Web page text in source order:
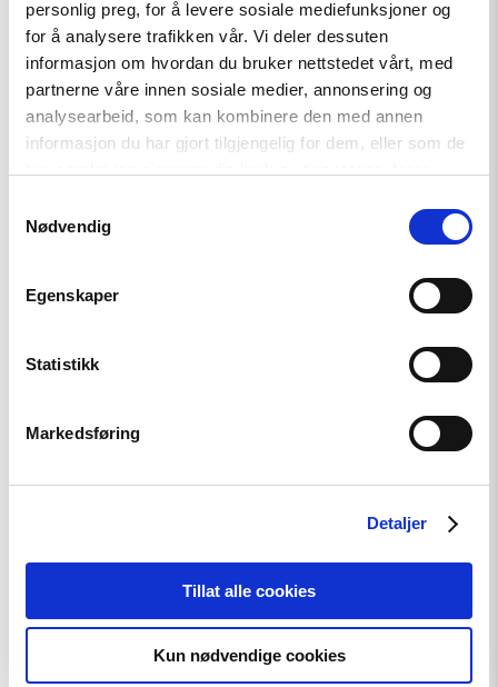
personlig preg, for å levere sosiale mediefunksjoner og
for å analysere trafikken vår. Vi deler dessuten
informasjon om hvordan du bruker nettstedet vårt, med
partnerne våre innen sosiale medier, annonsering og
analysearbeid, som kan kombinere den med annen
informasjon du har gjort tilgjengelig for dem, eller som de
Nødvendig
Egenskaper
Statistikk
Markedsføring
Detaljer
Tillat alle cookies
Kun nødvendige cookies
Tydelig støtte i Haag til
«People
article
"Den
fienden"